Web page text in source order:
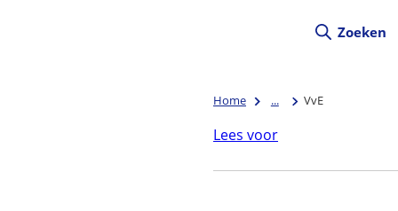
Zoeken
Home ... VvE
Lees voor